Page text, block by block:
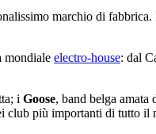
marchio di
mondiale electro-house: dal
i Goose, band belga amata
club più importanti di tutto il